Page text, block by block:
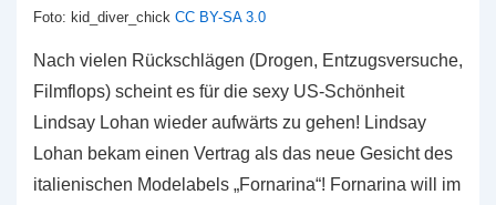
Foto: kid_diver_chick CC BY-SA 3.0
Nach vielen Rückschlägen (Drogen, Entzugsversuche,
Filmflops) scheint es für die sexy US-Schönheit
Lindsay Lohan wieder aufwärts zu gehen! Lindsay
Lohan bekam einen Vertrag als das neue Gesicht des
italienischen Modelabels „Fornarina“! Fornarina will im